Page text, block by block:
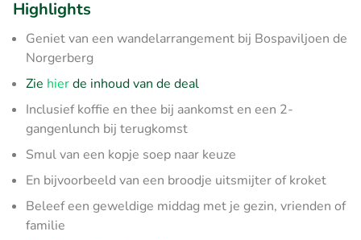
Highlights
Geniet van een wandelarrangement bij Bospaviljoen de
Norgerberg
Zie hierde inhoud van de deal
Inclusief koffie en thee bij aankomst en een 2-
gangenlunch bij terugkomst
Smul van een kopje soep naar keuze
En bijvoorbeeld van een broodje uitsmijter of kroket
Beleef een geweldige middag met je gezin, vrienden of
familie